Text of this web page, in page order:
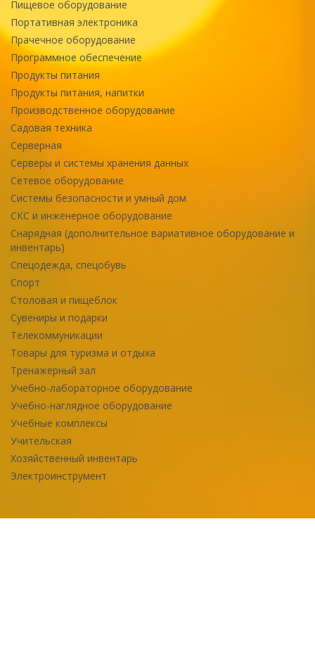
Пищевое оборудование
Портативная электроника
Прачечное оборудование
Программное обеспечение
Продукты питания
Продукты питания, напитки
Производственное оборудование
Садовая техника
Серверная
Серверы и системы хранения данных
Сетевое оборудование
Системы безопасности и умный дом
СКС и инженерное оборудование
Снарядная (дополнительное вариативное оборудование и
инвентарь)
Спецодежда, спецобувь
Спорт
Столовая и пищеблок
Сувениры и подарки
Телекоммуникации
Товары для туризма и отдыха
Тренажерный зал
Учебно-лабораторное оборудование
Учебно-наглядное оборудование
Учебные комплексы
Учительская
Хозяйственный инвентарь
Электроинструмент